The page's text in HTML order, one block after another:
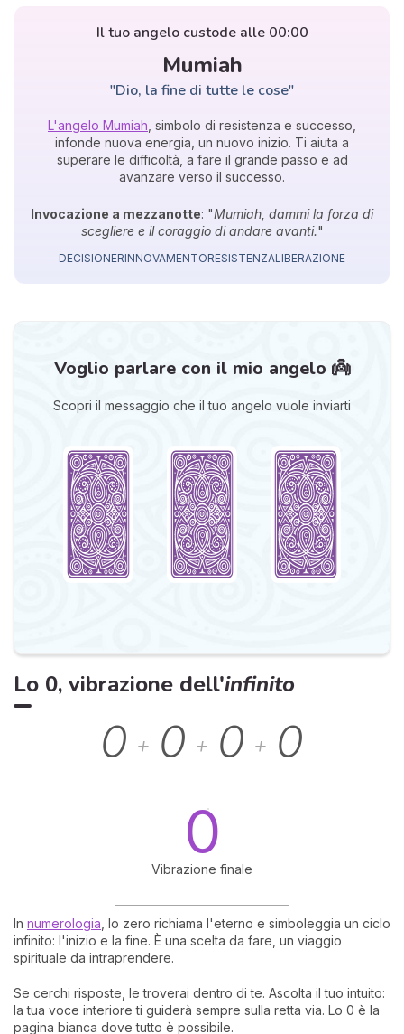
Il tuo angelo custode alle 00:00
Mumiah
"Dio, la fine di tutte le cose"
L'angelo Mumiah , simbolo di resistenza e successo,
infonde nuova energia, un nuovo inizio. Ti aiuta a
superare le difficoltà, a fare il grande passo e ad
avanzare verso il successo.
Invocazione a mezzanotte: "Mumiah, dammi la forza di
scegliere e il coraggio di andare avanti."
DECISIONERINNOVAMENTORESISTENZALIBERAZIONE
Voglio parlare con il mio angelo 👼
Scopri il messaggio che il tuo angelo vuole inviarti
Lo 0, vibrazione dell'infinito
0 + 0 + 0 + 0
0
Vibrazione finale
In numerologia , lo zero richiama l'eterno e simboleggia un ciclo
infinito: l'inizio e la fine. È una scelta da fare, un viaggio
spirituale da intraprendere.
Se cerchi risposte, le troverai dentro di te. Ascolta il tuo intuito:
la tua voce interiore ti guiderà sempre sulla retta via. Lo 0 è la
pagina bianca dove tutto è possibile.